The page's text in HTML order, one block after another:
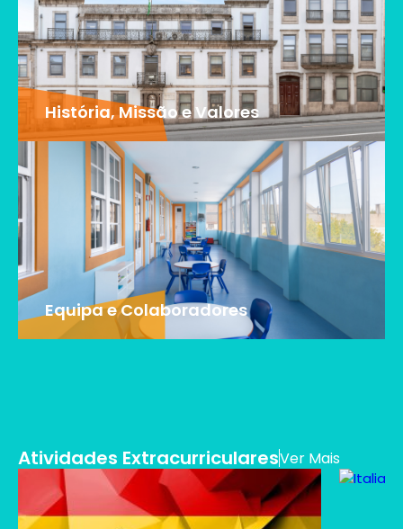
História, Missão e Valores
Equipa e Colaboradores
Atividades ExtracurricularesVer Mais